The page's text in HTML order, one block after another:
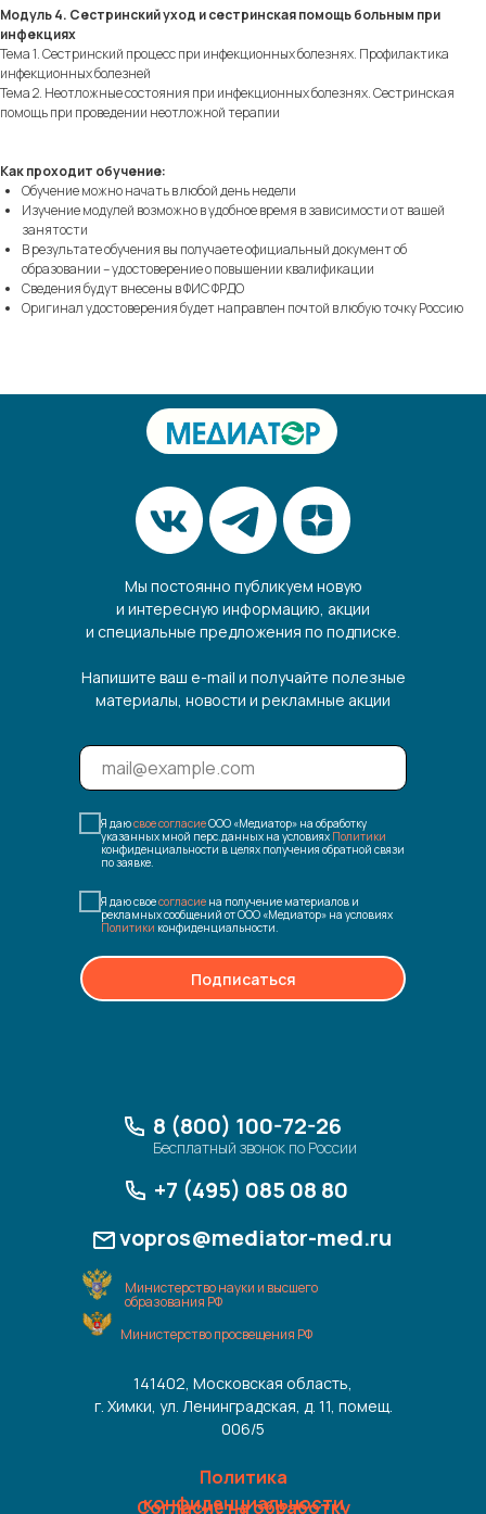
Модуль 4. Сестринский уход и сестринская помощь больным при
инфекциях
Тема 1. Сестринский процесс при инфекционных болезнях. Профилактика
инфекционных болезней
Тема 2. Неотложные состояния при инфекционных болезнях. Сестринская
помощь при проведении неотложной терапии
Как проходит обучение:
Обучение можно начать в любой день недели
Изучение модулей возможно в удобное время в зависимости от вашей
занятости
В результате обучения вы получаете официальный документ об
образовании – удостоверение о повышении квалификации
Сведения будут внесены в ФИС ФРДО
Оригинал удостоверения будет направлен почтой в любую точку Россию
Мы постоянно публикуем новую
и интересную информацию, акции
и специальные предложения по подписке.
Напишите ваш e-mail и получайте полезные
материалы, новости и рекламные акции
Политика
конфиденциальности
Я даюсвое согласиеООО «Медиатор» на обработку
указанных мной перс.данных на условиях Политики
конфиденциальности в целях получения обратной связи
по заявке.
Я даю своесогласие на получение материалов и
рекламных сообщений от ООО «Медиатор» на условиях
Политики конфиденциальности.
Подписаться
8 (800) 100-72-26
Бесплатный звонок по России
vopros@mediator-med.ru
141402, Московская область,
г. Химки, ул. Ленинградская, д. 11, помещ.
006/5
Согласие на обработку
+7 (495) 085 08 80
Министерство науки и высшего
образования РФ
Министерство просвещения РФ